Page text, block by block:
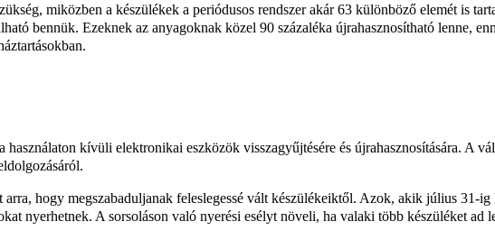
miközben a készülékek a periódusos rendszer akár 63 különböző elemét is
bennük. Ezeknek az anyagoknak közel 90 százaléka újrahasznosítható lenne,
kívüli elektronikai eszközök visszagyűjtésére és újrahasznosítására. A
hogy megszabaduljanak feleslegessé vált készülékeiktől. Azok, akik július 31-ig
nyerhetnek. A sorsoláson való nyerési esélyt növeli, ha valaki több készüléket ad